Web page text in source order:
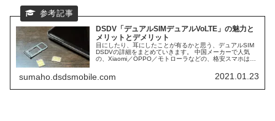
DSDV「デュアルSIMデュアルVoLTE」の魅力と
メリットとデメリット
目にしたり、耳にしたことが有るかと思う、デュアルSIM
DSDVの詳細をまとめていきます。 中国メーカーで人気
の、Xiaomi／OPPO／モトローラなどの、格安スマホは、
ド、AQUOS／Xperiaなども、DSDVに対応スマホが多くな
っています。 そして、日本シェアNo1の、iPhoneも、デュ
sumaho.dsdsmobile.com 2021.01.23